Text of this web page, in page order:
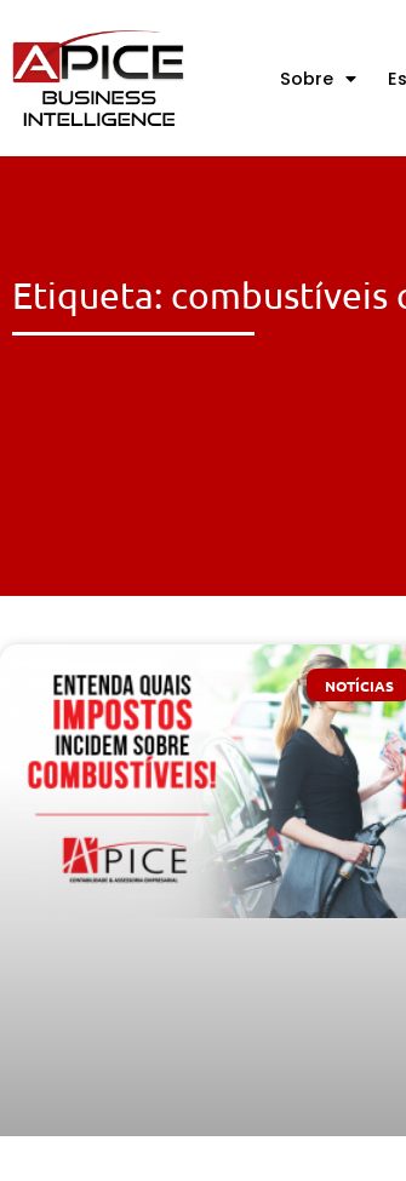
Sobre
Etiqueta: combustíveis
NOTÍCIAS